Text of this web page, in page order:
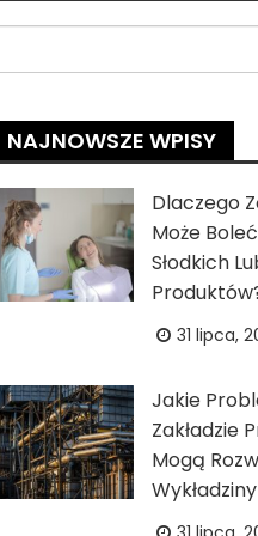
NAJNOWSZE WPISY
Dlaczego
Może
Słodkich
31 lipca,
Jakie
Zakładzie
Mogą